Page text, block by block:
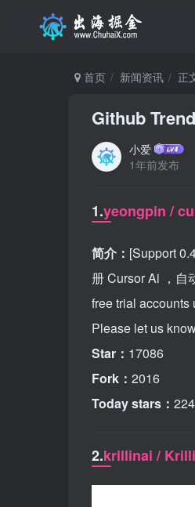
首页 新闻资讯 正
Github
小爱
1年前发布
1.yeongpin /
简介： [Support
册 Cursor Ai ，自
free trial accounts
Please let us
Star： 17086
Fork： 2016
Today stars：
2.krillinai /